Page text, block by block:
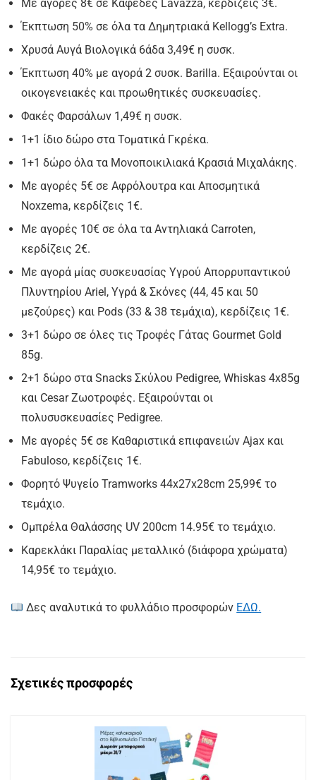
Με αγορές 8€ σε Καφέδες Lavazza, κερδίζεις 3€.
Έκπτωση 50% σε όλα τα Δημητριακά Kellogg’s Extra.
Χρυσά Αυγά Βιολογικά 6άδα 3,49€ η συσκ.
Έκπτωση 40% με αγορά 2 συσκ. Barilla. Εξαιρούνται οι
οικογενειακές και προωθητικές συσκευασίες.
Φακές Φαρσάλων 1,49€ η συσκ.
1+1 ίδιο δώρο στα Τοματικά Γκρέκα.
1+1 δώρο όλα τα Μονοποικιλιακά Κρασιά Μιχαλάκης.
Με αγορές 5€ σε Αφρόλουτρα και Αποσμητικά
Noxzema, κερδίζεις 1€.
Με αγορές 10€ σε όλα τα Αντηλιακά Carroten,
κερδίζεις 2€.
Με αγορά μίας συσκευασίας Υγρού Απορρυπαντικού
Πλυντηρίου Ariel, Υγρά & Σκόνες (44, 45 και 50
μεζούρες) και Pods (33 & 38 τεμάχια), κερδίζεις 1€.
3+1 δώρο σε όλες τις Τροφές Γάτας Gourmet Gold
85g.
2+1 δώρο στα Snacks Σκύλου Pedigree, Whiskas 4x85g
και Cesar Ζωοτροφές. Εξαιρούνται οι
πολυσυσκευασίες Pedigree.
Με αγορές 5€ σε Καθαριστικά επιφανειών Ajax και
Fabuloso, κερδίζεις 1€.
Φορητό Ψυγείο Tramworks 44x27x28cm 25,99€ το
τεμάχιο.
Ομπρέλα Θαλάσσης UV 200cm 14.95€ το τεμάχιο.
Καρεκλάκι Παραλίας μεταλλικό (διάφορα χρώματα)
14,95€ το τεμάχιο.
Δες αναλυτικά το φυλλάδιο προσφορών ΕΔΩ.
Σχετικές προσφορές